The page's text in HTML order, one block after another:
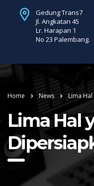
Gedung Trans7
Jl. Angkatan 45
Lr. Harapan 1
No 23 Palembang.
Home News Lima
Lima Hal